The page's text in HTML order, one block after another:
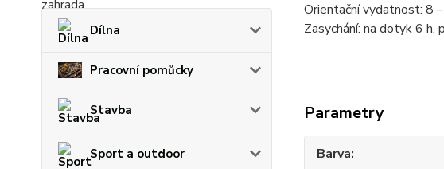
Dílna
Pracovní pomůcky
Stavba
Sport a outdoor
Orientační vydatnost: 8
Zasychání: na dotyk 6 h,
Parametry
Barva